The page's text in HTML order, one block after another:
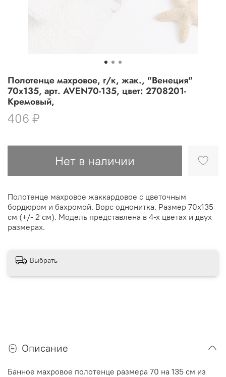
Полотенце махровое, г/к, жак., "Венеция"
70х135, арт. AVEN70-135, цвет: 2708201-
Кремовый,
406 ₽
Нет в наличии
Полотенце махровое жаккардовое с цветочным
бордюром и бахромой. Ворс однонитка. Размер 70х135
см (+/- 2 см). Модель представлена в 4-х цветах и двух
размерах.
Выбрать
Описание
Банное махровое полотенце размера 70 на 135 см из